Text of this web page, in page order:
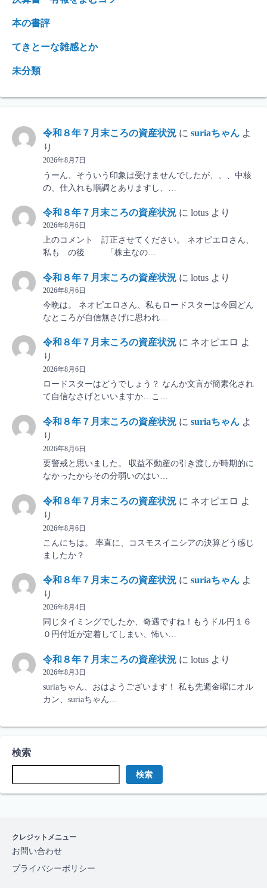
本の書評
てきとーな雑感とか
未分類
令和８年７月末ころの資産状況 に suriaちゃん よ
り
2026年8月7日
うーん、そういう印象は受けませんでしたが、、、中核
の、仕入れも順調とありますし、…
令和８年７月末ころの資産状況 に lotus より
2026年8月6日
上のコメント 訂正させてください。 ネオピエロさん、
私も の後 「株主なの…
令和８年７月末ころの資産状況 に lotus より
2026年8月6日
今晩は。 ネオピエロさん、私もロードスターは今回どん
なところが自信無さげに思われ…
令和８年７月末ころの資産状況 に ネオピエロ よ
り
2026年8月6日
ロードスターはどうでしょう？ なんか文言が簡素化され
て自信なさげといいますか…こ…
令和８年７月末ころの資産状況 に suriaちゃん よ
り
2026年8月6日
要警戒と思いました。 収益不動産の引き渡しが時期的に
なかったからその分弱いのはい…
令和８年７月末ころの資産状況 に ネオピエロ よ
り
2026年8月6日
こんにちは。 率直に、コスモスイニシアの決算どう感じ
ましたか？
令和８年７月末ころの資産状況 に suriaちゃん よ
り
2026年8月4日
同じタイミングでしたか、奇遇ですね！もうドル円１６
０円付近が定着してしまい、怖い…
令和８年７月末ころの資産状況 に lotus より
2026年8月3日
suriaちゃん、おはようございます！ 私も先週金曜にオル
カン、suriaちゃん…
検索
検索
クレジットメニュー
お問い合わせ
プライバシーポリシー